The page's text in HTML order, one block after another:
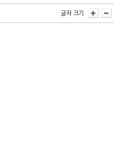
글자 크기